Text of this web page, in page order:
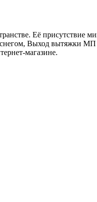
Её присутствие
снегом, Выход вытяжки
магазине.